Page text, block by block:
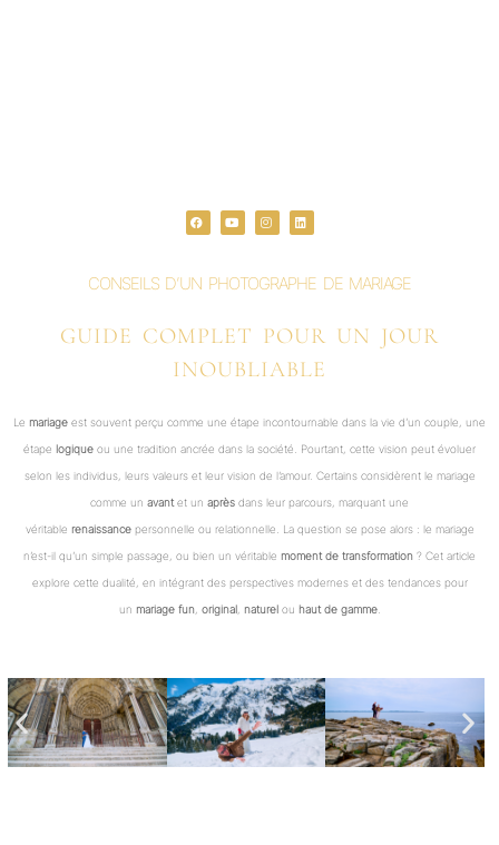
a
c
o
k
o
u
e
n
s
r
a
i
n
n
CONSEILS D’UN PHOTOGRAPHE DE MARIAGE
GUIDE COMPLET POUR UN JOUR
INOUBLIABLE
Le mariage est souvent perçu comme une étape incontournable dans la vie d’un couple, une
étape logique ou une tradition ancrée dans la société. Pourtant, cette vision peut évoluer
selon les individus, leurs valeurs et leur vision de l’amour. Certains considèrent le mariage
comme un avant et un après dans leur parcours, marquant une
véritable renaissancepersonnelle ou relationnelle. La question se pose alors : le mariage
n’est-il qu’un simple passage, ou bien un véritable moment de transformation ? Cet article
explore cette dualité, en intégrant des perspectives modernes et des tendances pour
un mariage fun, original, naturelou haut de gamme.